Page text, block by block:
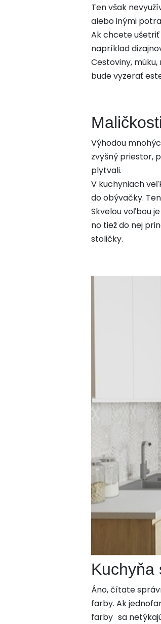
Ten však
alebo inými
Ak chcete ušetriť
napríklad
Cestoviny,
bude vyzerať
Výhodou
zvyšný priestor,
plytvali.
V kuchyniach
do obývačky.
Skvelou voľbou
no tiež do nej
stoličky.
Kuchyňa
Áno, čítate
farby. Ak
farby sa